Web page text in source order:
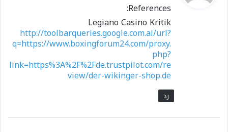
ل
References:
Legiano Casino Kritik
http://toolbarqueries.google.com.ai/url?
q=https://www.boxingforum24.com/proxy.
php?
link=https%3A%2F%2Fde.trustpilot.com/re
view/der-wikinger-shop.de
رد